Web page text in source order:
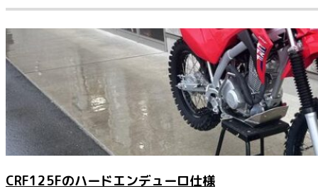
CRF125Fのハードエンデューロ仕様